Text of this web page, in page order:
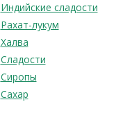
Индийские сладости
Рахат-лукум
Халва
Сладости
Сиропы
Сахар